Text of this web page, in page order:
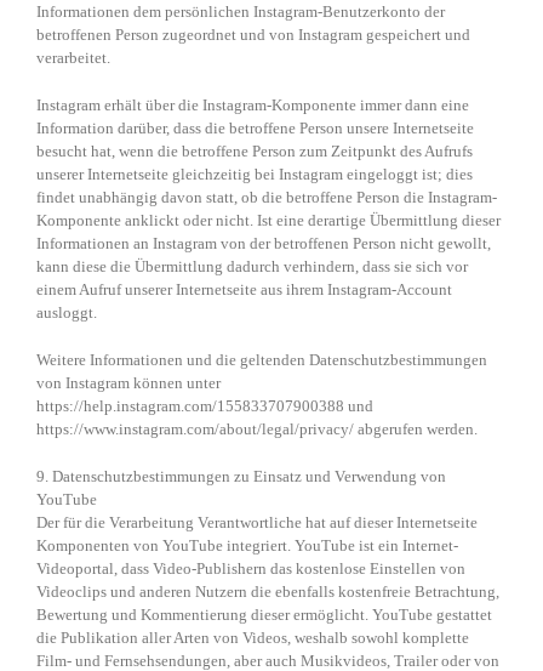
Informationen dem persönlichen Instagram-Benutzerkonto der
betroffenen Person zugeordnet und von Instagram gespeichert und
verarbeitet.
Instagram erhält über die Instagram-Komponente immer dann eine
Information darüber, dass die betroffene Person unsere Internetseite
besucht hat, wenn die betroffene Person zum Zeitpunkt des Aufrufs
unserer Internetseite gleichzeitig bei Instagram eingeloggt ist; dies
findet unabhängig davon statt, ob die betroffene Person die Instagram-
Komponente anklickt oder nicht. Ist eine derartige Übermittlung dieser
Informationen an Instagram von der betroffenen Person nicht gewollt,
kann diese die Übermittlung dadurch verhindern, dass sie sich vor
einem Aufruf unserer Internetseite aus ihrem Instagram-Account
ausloggt.
Weitere Informationen und die geltenden Datenschutzbestimmungen
von Instagram können unter
https://help.instagram.com/155833707900388 und
https://www.instagram.com/about/legal/privacy/ abgerufen werden.
9. Datenschutzbestimmungen zu Einsatz und Verwendung von
YouTube
Der für die Verarbeitung Verantwortliche hat auf dieser Internetseite
Komponenten von YouTube integriert. YouTube ist ein Internet-
Videoportal, dass Video-Publishern das kostenlose Einstellen von
Videoclips und anderen Nutzern die ebenfalls kostenfreie Betrachtung,
Bewertung und Kommentierung dieser ermöglicht. YouTube gestattet
die Publikation aller Arten von Videos, weshalb sowohl komplette
Film- und Fernsehsendungen, aber auch Musikvideos, Trailer oder von